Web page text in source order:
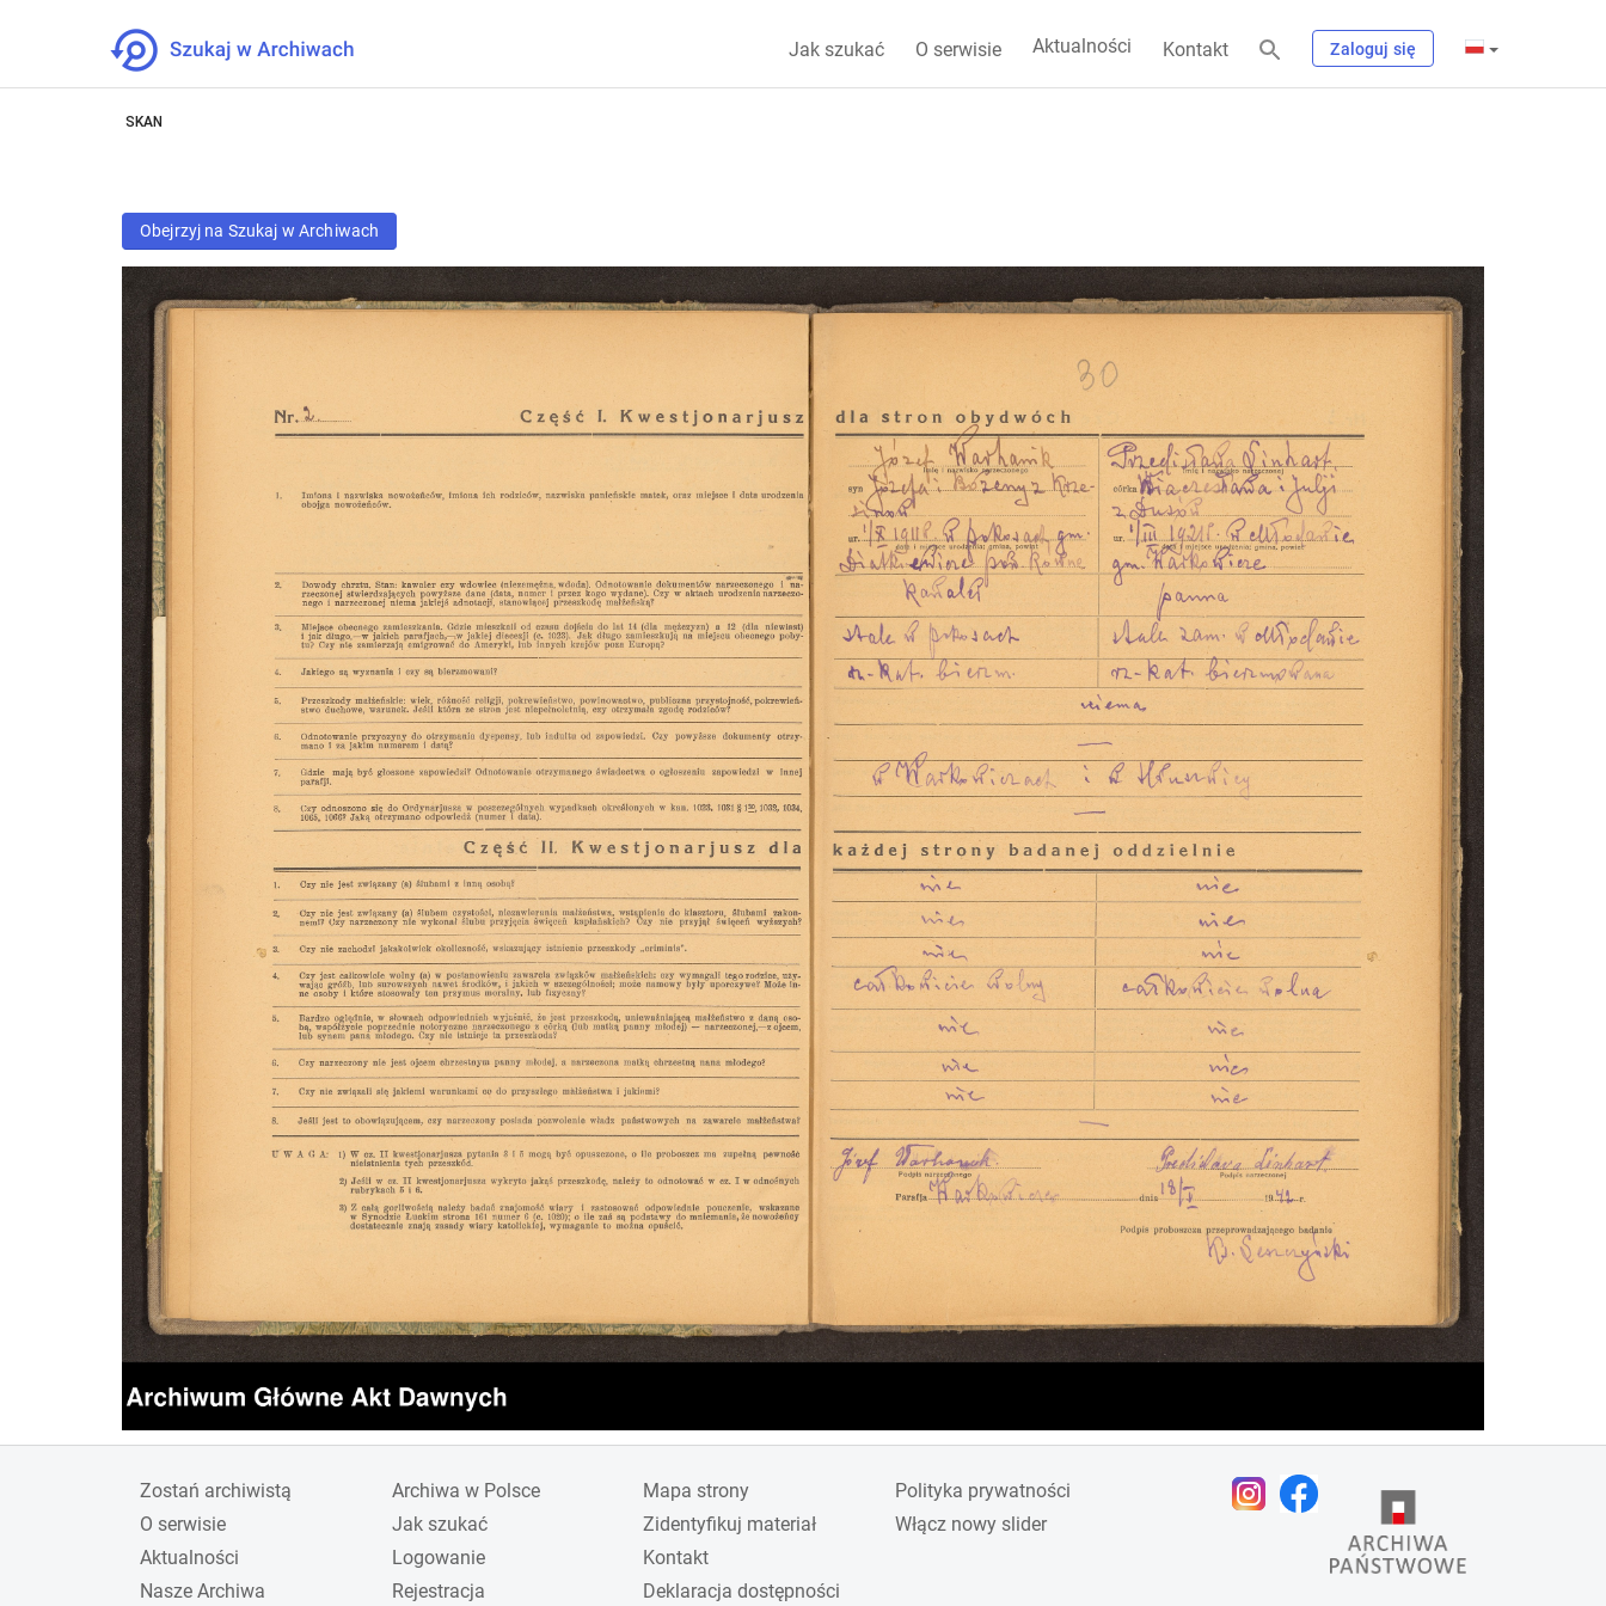
Jak szukać O serwisie Aktualności Kontakt Zaloguj się
SKAN
Obejrzyj na Szukaj w Archiwach
Zostań archiwistą
O serwisie
Aktualności
Nasze Archiwa
Archiwa w Polsce
Jak szukać
Logowanie
Rejestracja
Mapa strony
Zidentyfikuj materiał
Kontakt
Deklaracja dostępności
Polityka prywatności
Włącz nowy slider